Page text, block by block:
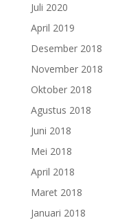
Juli 2020
April 2019
Desember 2018
November 2018
Oktober 2018
Agustus 2018
Juni 2018
Mei 2018
April 2018
Maret 2018
Januari 2018